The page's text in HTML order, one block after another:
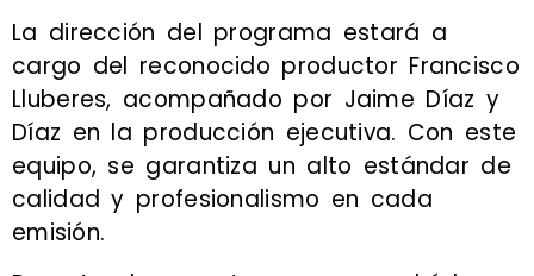
La dirección del programa estará a
cargo del reconocido productor Francisco
Lluberes, acompañado por Jaime Díaz y
Díaz en la producción ejecutiva. Con este
equipo, se garantiza un alto estándar de
calidad y profesionalismo en cada
emisión.